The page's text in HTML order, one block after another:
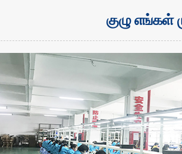
குழு எங்கள்